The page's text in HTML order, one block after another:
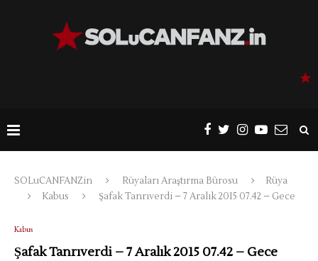
SOLuCANFANZin Rüyaları Araştırma Bürosu
Rüya
Kabus
Şafak Tanrıverdi – 7 Aralık 2015 07.42 – Gece
Kabus
Şafak Tanrıverdi – 7 Aralık 2015 07.42 – Gece